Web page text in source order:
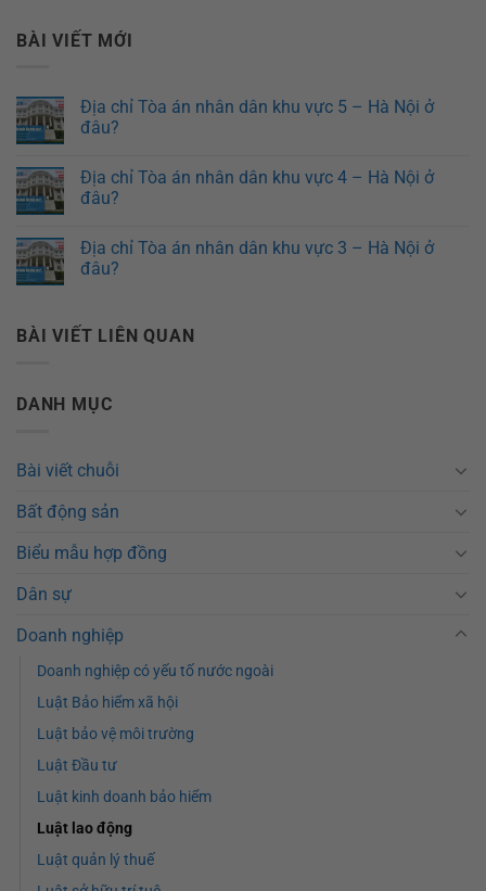
BÀI VIẾT MỚI
Địa chỉ Tòa án nhân dân khu vực 5 – Hà Nội ở
đâu?
Địa chỉ Tòa án nhân dân khu vực 4 – Hà Nội ở
đâu?
Địa chỉ Tòa án nhân dân khu vực 3 – Hà Nội ở
đâu?
BÀI VIẾT LIÊN QUAN
DANH MỤC
Bài viết chuỗi
Bất động sản
Biểu mẫu hợp đồng
Dân sự
Doanh nghiệp
Doanh nghiệp có yếu tố nước ngoài
Luật Bảo hiểm xã hội
Luật bảo vệ môi trường
Luật Đầu tư
Luật kinh doanh bảo hiểm
Luật lao động
Luật quản lý thuế